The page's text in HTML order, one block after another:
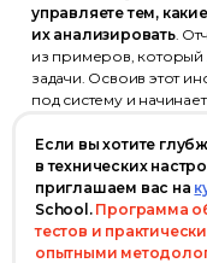
управляете тем,
их анализировать.
из примеров,
задачи. Освоив этот
под систему и
Если вы хотите
в технических
приглашаем вас на
School. Программа
тестов и
опытными